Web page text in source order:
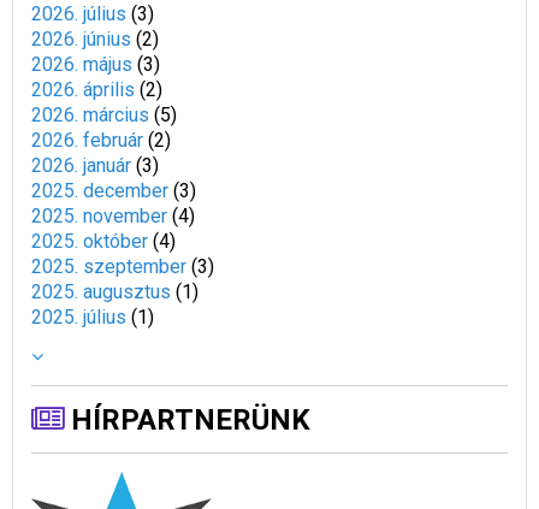
2026. július (3)
2026. június (2)
2026. május (3)
2026. április (2)
2026. március (5)
2026. február (2)
2026. január (3)
2025. december (3)
2025. november (4)
2025. október (4)
2025. szeptember (3)
2025. augusztus (1)
2025. július (1)
HÍRPARTNERÜNK